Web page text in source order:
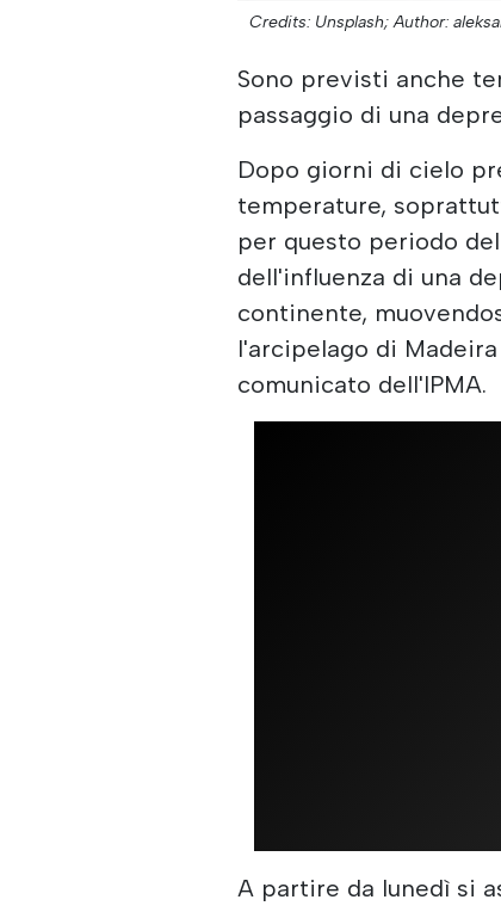
Credits: Unsplash; Author:
Sono previsti anche
passaggio di una
Dopo giorni di cielo
temperature,
per questo periodo
dell'influenza di una
continente,
l'arcipelago di
comunicato dell'IPMA.
A partire da lunedì si